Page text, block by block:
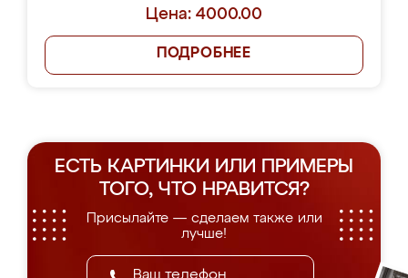
Цена: 4000.00
ПОДРОБНЕЕ
ЕСТЬ КАРТИНКИ ИЛИ ПРИМЕРЫ
ТОГО, ЧТО НРАВИТСЯ?
Присылайте — сделаем также или
лучше!